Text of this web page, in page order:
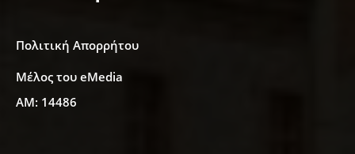
Πολιτική Απορρήτου
Μέλος του eMedia
ΑΜ: 14486